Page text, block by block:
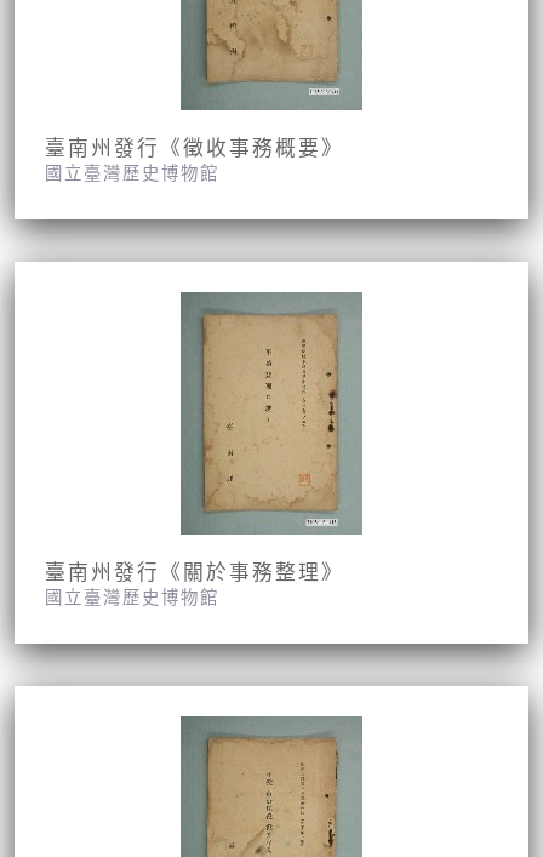
臺南州發行《徵收事務概要》
國立臺灣歷史博物館
臺南州發行《關於事務整理》
國立臺灣歷史博物館